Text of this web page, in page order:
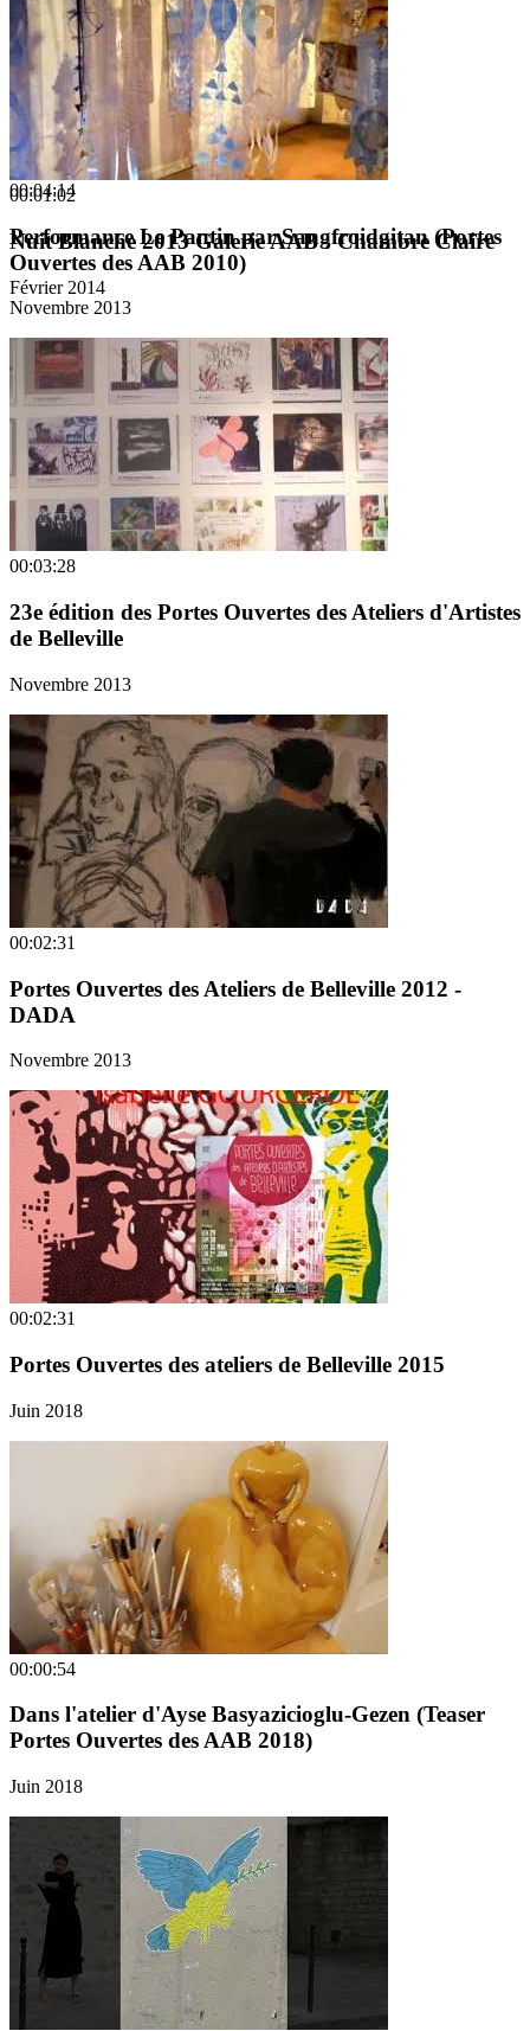
00:04:14
Performance Le Pantin par Sangfroidgitan (Portes
Ouvertes des AAB 2010)
Novembre 2013
00:03:28
23e édition des Portes Ouvertes des Ateliers d'Artistes
de Belleville
Novembre 2013
00:02:31
Portes Ouvertes des Ateliers de Belleville 2012 -
DADA
Novembre 2013
00:02:31
Portes Ouvertes des ateliers de Belleville 2015
Juin 2018
00:00:54
Dans l'atelier d'Ayse Basyazicioglu-Gezen (Teaser
Portes Ouvertes des AAB 2018)
Juin 2018
00:01:02
Nuit Blanche 2013 Galerie AAB : Chambre Claire
Février 2014